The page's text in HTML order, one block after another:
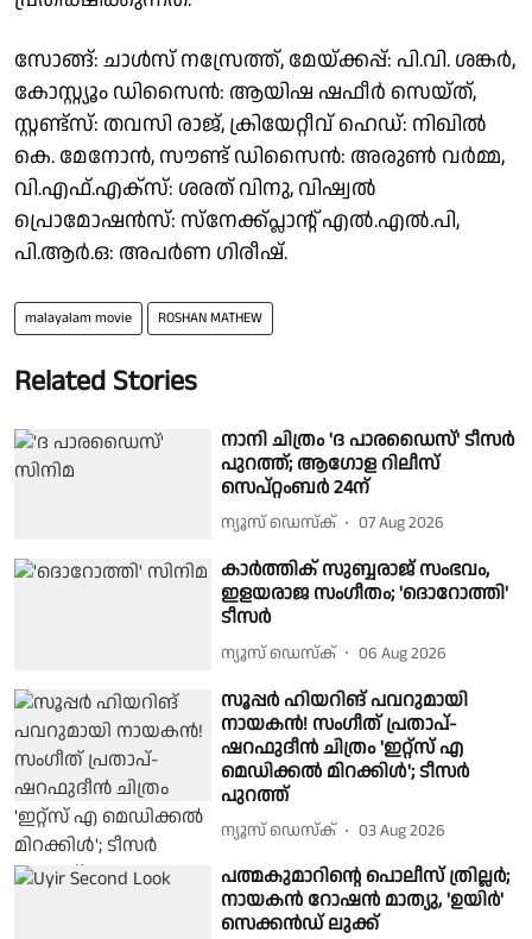
സോങ്ങ്: ചാൾസ് നസ്രേത്ത്, മേയ്ക്കപ്പ്: പി.വി. ശങ്കർ,
കോസ്റ്റ്യൂം ഡിസൈൻ: ആയിഷ ഷഫീർ സെയ്ത്,
സ്റ്റണ്ട്സ്: തവസി രാജ്, ക്രിയേറ്റീവ് ഹെഡ്: നിഖിൽ
കെ. മേനോൻ, സൗണ്ട് ഡിസൈൻ: അരുൺ വർമ്മ,
വി.എഫ്.എക്സ്: ശരത് വിനു, വിഷ്വൽ
പ്രൊമോഷൻസ്: സ്‌നേക്ക്പ്ലാൻ്റ് എൽ.എൽ.പി,
പി.ആർ.ഒ: അപർണ ഗിരീഷ്.
malayalam movie ROSHAN MATHEW
Related Stories
നാനി ചിത്രം 'ദ പാരഡൈസ്' ടീസർ
പുറത്ത്; ആഗോള റിലീസ്
സെപ്റ്റംബർ 24ന്
ന്യൂസ് ഡെസ്ക് 07 Aug 2026
കാർത്തിക് സുബ്ബരാജ് സംഭവം,
ഇളയരാജ സംഗീതം; 'ദൊറോത്തി'
ടീസർ
ന്യൂസ് ഡെസ്ക് 06 Aug 2026
സൂപ്പർ ഹിയറിങ് പവറുമായി
നായകൻ! സംഗീത് പ്രതാപ്-
ഷറഫുദീൻ ചിത്രം 'ഇറ്റ്സ് എ
മെഡിക്കൽ മിറക്കിൾ'; ടീസർ
പുറത്ത്
ന്യൂസ് ഡെസ്ക് 03 Aug 2026
പത്മകുമാറിന്റെ പൊലീസ് ത്രില്ലർ;
നായകൻ റോഷൻ മാത്യു, 'ഉയിർ'
സെക്കൻഡ് ലുക്ക്